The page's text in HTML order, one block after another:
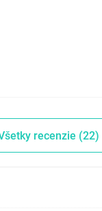
recenzie (22)